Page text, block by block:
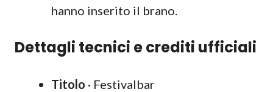
hanno inserito il brano.
Dettagli tecnici e crediti ufficiali
Titolo · Festivalbar